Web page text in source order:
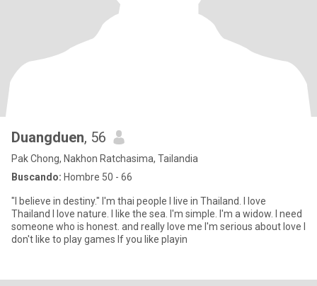
Duangduen, 56
Pak Chong, Nakhon Ratchasima, Tailandia
Buscando: Hombre 50 - 66
"I believe in destiny." I'm thai people I live in Thailand. I love
Thailand I love nature. I like the sea. I'm simple. I'm a widow. I need
someone who is honest. and really love me l'm serious about love I
don't like to play games If you like playin